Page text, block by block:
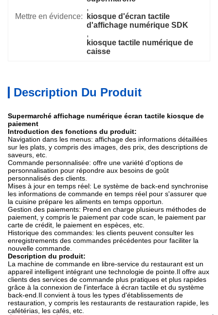
Mettre en évidence:
,
kiosque d'écran tactile
d'affichage numérique SDK
,
kiosque tactile numérique de
caisse
Description Du Produit
Supermarché affichage numérique écran tactile kiosque de
paiement
Introduction des fonctions du produit:
Navigation dans les menus: affichage des informations détaillées
sur les plats, y compris des images, des prix, des descriptions de
saveurs, etc.
Commande personnalisée: offre une variété d'options de
personnalisation pour répondre aux besoins de goût
personnalisés des clients.
Mises à jour en temps réel: Le système de back-end synchronise
les informations de commande en temps réel pour s'assurer que
la cuisine prépare les aliments en temps opportun.
Gestion des paiements: Prend en charge plusieurs méthodes de
paiement, y compris le paiement par code scan, le paiement par
carte de crédit, le paiement en espèces, etc.
Historique des commandes: les clients peuvent consulter les
enregistrements des commandes précédentes pour faciliter la
nouvelle commande.
Description du produit:
La machine de commande en libre-service du restaurant est un
appareil intelligent intégrant une technologie de pointe.Il offre aux
clients des services de commande plus pratiques et plus rapides
grâce à la connexion de l'interface à écran tactile et du système
back-end.Il convient à tous les types d'établissements de
restauration, y compris les restaurants de restauration rapide, les
cafétérias, les cafés, etc.